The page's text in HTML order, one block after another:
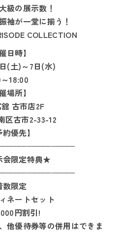
級の展示数！
袖が一堂に揃う！
COLLECTION
日時】
(土)～7日(水)
18:00
場所】
古市店2F
区古市2-33-12
約優先】
限定特典★
限定
ネートセット
円割引!
他優待券等の併用はできま